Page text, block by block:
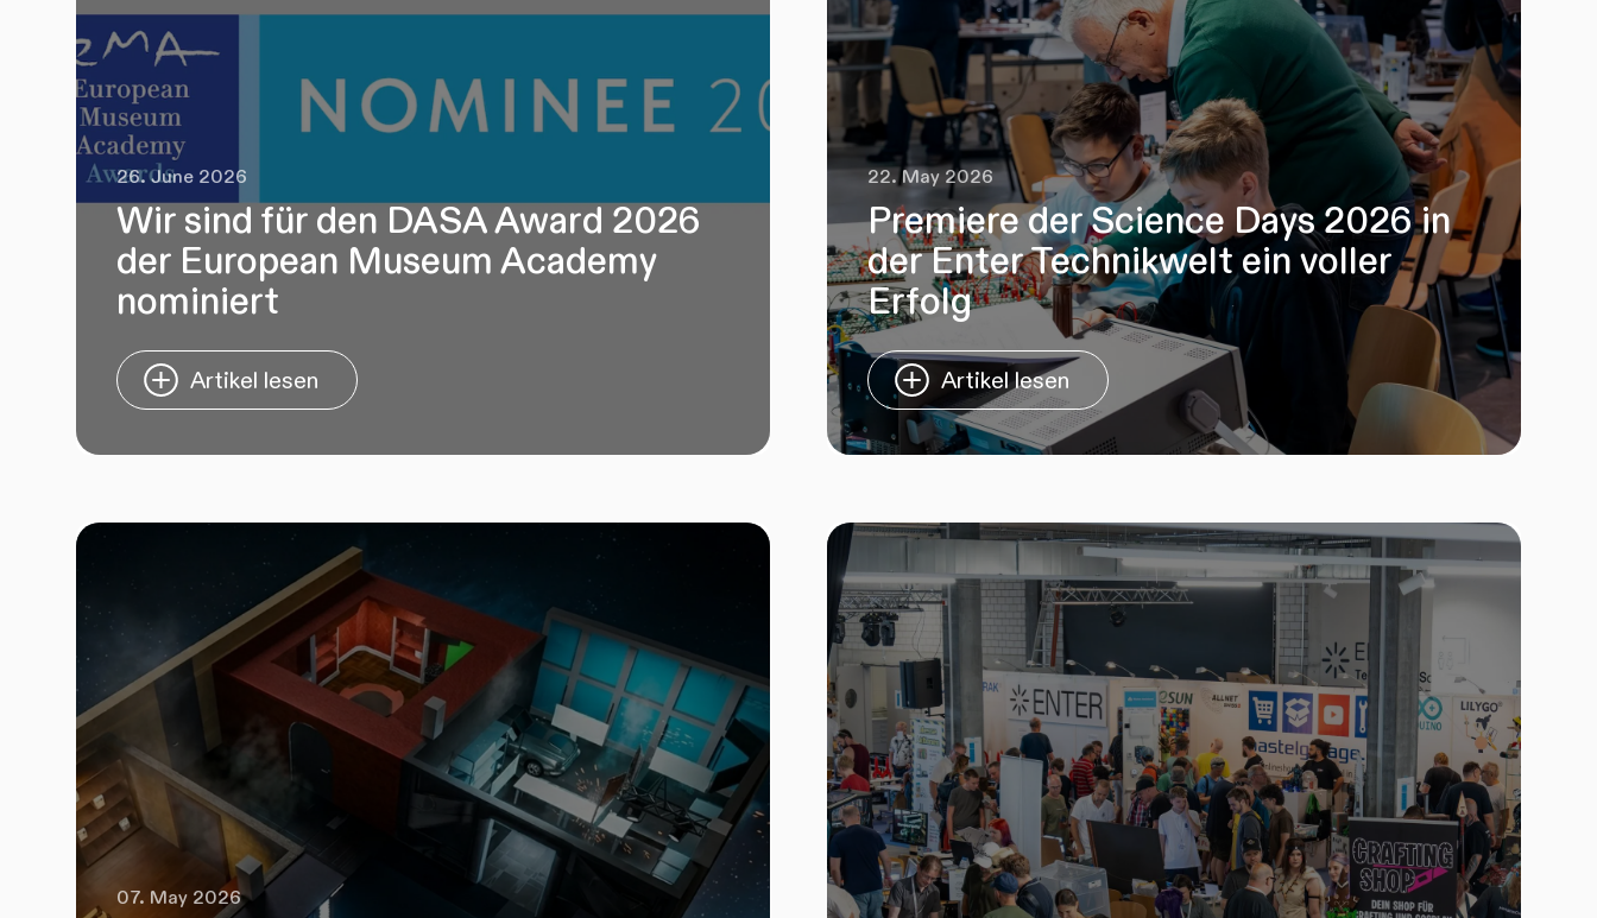
26. June 2026
Wir sind für den DASA Award 2026
der European Museum Academy
nominiert
Artikel lesen
22. May 2026
Premiere der Science Days 2026 in
der Enter Technikwelt ein voller
Erfolg
Artikel lesen
07. May 2026